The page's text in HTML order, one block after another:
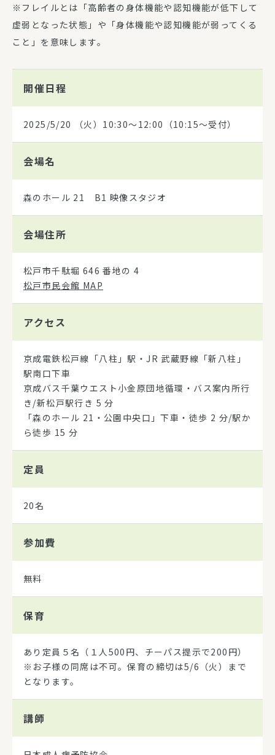
※フレイルとは「高齢者の身体機能や認知機能が低下して
虚弱となった状態」や「身体機能や認知機能が弱ってくる
こと」を意味します。
開催日程
2025/5/20 （火）10:30～12:00（10:15～受付）
会場名
森のホール 21 B1 映像スタジオ
会場住所
松戸市千駄堀 646 番地の 4
松戸市民会館 MAP
アクセス
京成電鉄松戸線「八柱」駅・JR 武蔵野線「新八柱」
駅南口下車
京成バス千葉ウエスト小金原団地循環・バス案内所行
き/新松戸駅行き 5 分
「森のホール 21・公園中央口」下車・徒歩 2 分/駅か
ら徒歩 15 分
定員
20名
参加費
無料
保育
あり定員５名（１人500円、チーパス提示で200円）
※お子様の同席は不可。保育の締切は5/6（火）まで
となります。
講師